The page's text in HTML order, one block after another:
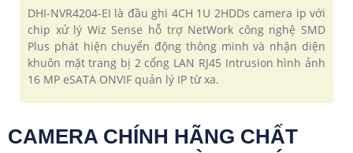
DHI-NVR4204-EI là đầu ghi 4CH 1U 2HDDs camera ip với
chip xử lý Wiz Sense hỗ trợ NetWork công nghệ SMD
Plus phát hiện chuyển động thông minh và nhận diện
khuôn mặt trang bị 2 cổng LAN RJ45 Intrusion hình ảnh
16 MP eSATA ONVIF quản lý IP từ xa.
CAMERA CHÍNH HÃNG CHẤT